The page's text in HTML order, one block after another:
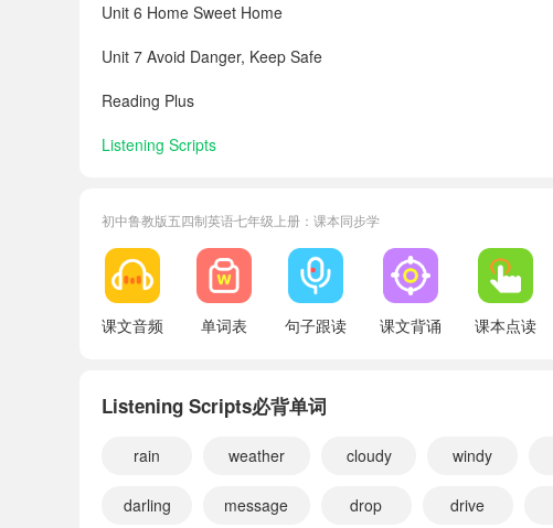
Unit 6 Home Sweet Home
Unit 7 Avoid Danger, Keep Safe
Reading Plus
Listening Scripts
Grammar
Vocabulary in Each Unit
VocabularyA-Z
Irregular Verbs
初中鲁教版五四制英语七年级上册：课本同步学
课文音频 单词表 句子跟读 课文背诵 课本点读
Listening Scripts必背单词
rain weather cloudy windy
darling message drop drive